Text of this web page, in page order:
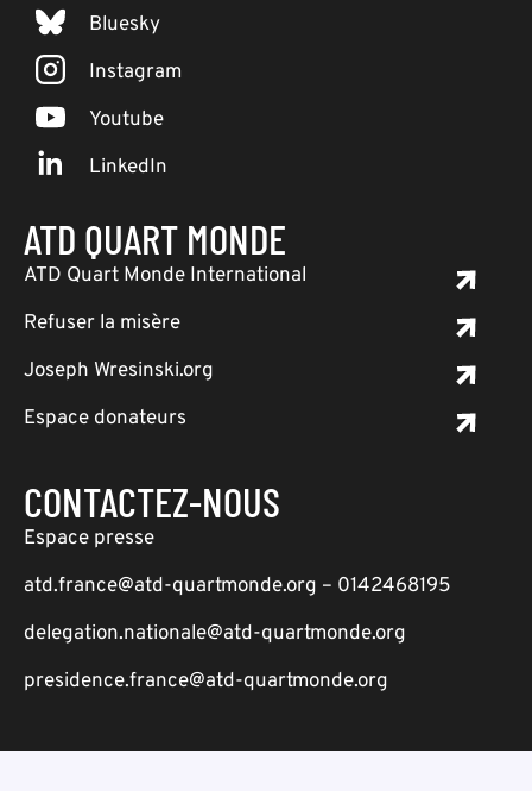
Bluesky
Instagram
Youtube
LinkedIn
ATD QUART MONDE
ATD Quart Monde International
Refuser la misère
Joseph Wresinski.org
Espace donateurs
CONTACTEZ-NOUS
Espace presse
atd.france@atd-quartmonde.org – 0142468195
delegation.nationale@atd-quartmonde.org
presidence.france@atd-quartmonde.org